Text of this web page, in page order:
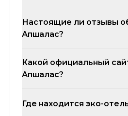
Настоящие ли отзывы
Апшалас?
Какой официальный
Апшалас?
Где находится эко-